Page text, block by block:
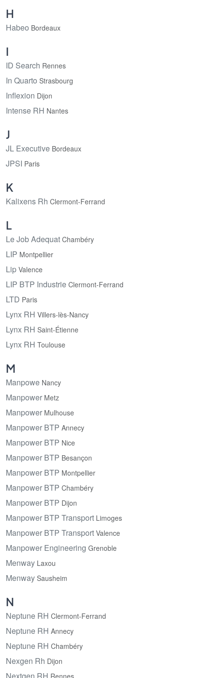
H
Habeo Bordeaux
I
ID Search Rennes
In Quarto Strasbourg
Inflexion Dijon
Intense RH Nantes
J
JL Executive Bordeaux
JPSI Paris
K
Kalixens Rh Clermont-Ferrand
L
Le Job Adequat Chambéry
LIP Montpellier
Lip Valence
LIP BTP Industrie Clermont-Ferrand
LTD Paris
Lynx RH Villers-lès-Nancy
Lynx RH Saint-Étienne
Lynx RH Toulouse
M
Manpowe Nancy
Manpower Metz
Manpower Mulhouse
Manpower BTP Annecy
Manpower BTP Nice
Manpower BTP Besançon
Manpower BTP Montpellier
Manpower BTP Chambéry
Manpower BTP Dijon
Manpower BTP Transport Limoges
Manpower BTP Transport Valence
Manpower Engineering Grenoble
Menway Laxou
Menway Sausheim
N
Neptune RH Clermont-Ferrand
Neptune RH Annecy
Neptune RH Chambéry
Nexgen Rh Dijon
Rennes